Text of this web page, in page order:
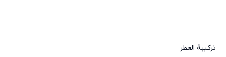
ترکیبة العطر